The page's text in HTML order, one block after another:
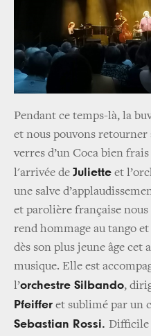
Pendant ce temps-là, la
et nous pouvons retourner
verres d’un Coca bien
l'arrivée de Juliette et
une salve
et parolière française
rend hommage au tango
dès son plus jeune âge cet
musique. Elle est
l’orchestre Silbando,
Pfeiffer et sublimé par un
Sebastian Rossi. Difficile